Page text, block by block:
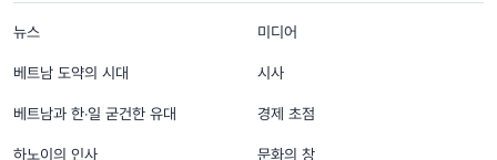
menu footer tiếng Hàn
뉴스 미디어
베트남 도약의 시대 시사
베트남과 한‧일 굳건한 유대 경제 초점
하노이의 인사 문화의 창